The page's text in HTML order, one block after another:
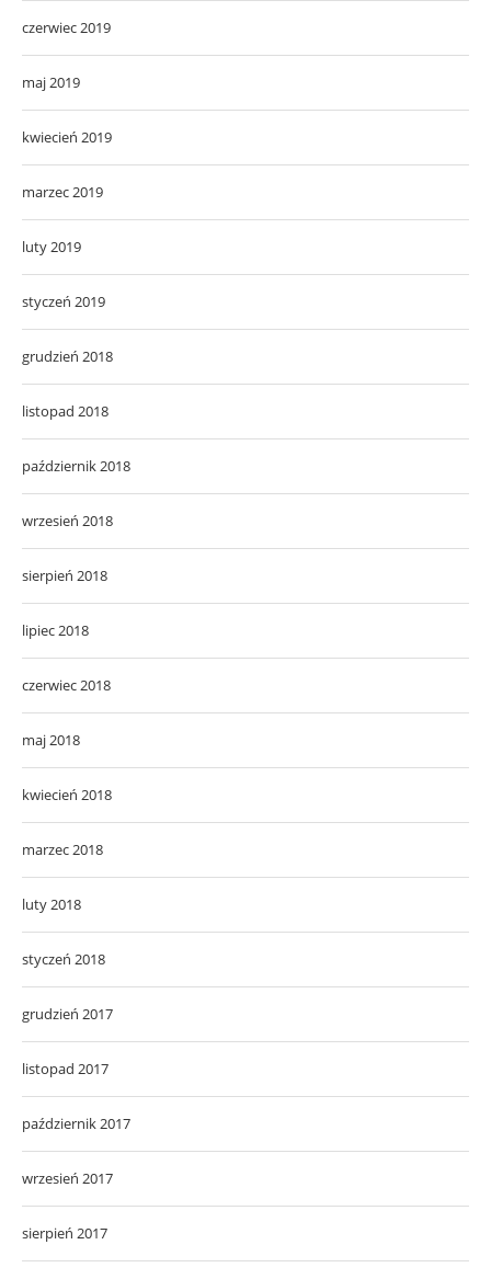
czerwiec 2019
maj 2019
kwiecień 2019
marzec 2019
luty 2019
styczeń 2019
grudzień 2018
listopad 2018
październik 2018
wrzesień 2018
sierpień 2018
lipiec 2018
czerwiec 2018
maj 2018
kwiecień 2018
marzec 2018
luty 2018
styczeń 2018
grudzień 2017
listopad 2017
październik 2017
wrzesień 2017
sierpień 2017